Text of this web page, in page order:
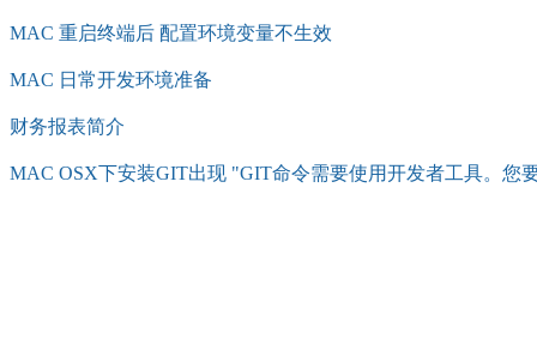
MAC 重启终端后 配置环境变量不生效
MAC 日常开发环境准备
财务报表简介
MAC OSX下安装GIT出现 "GIT命令需要使用开发者工具。您